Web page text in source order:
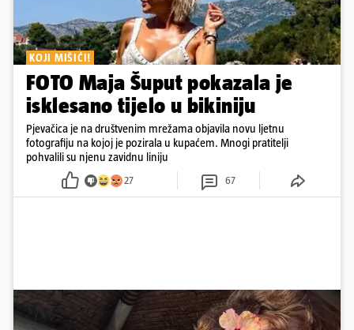
KOJI MIŠIĆI!
FOTO Maja Šuput pokazala je
isklesano tijelo u bikiniju
Pjevačica je na društvenim mrežama objavila novu ljetnu
fotografiju na kojoj je pozirala u kupaćem. Mnogi pratitelji
pohvalili su njenu zavidnu liniju
27 67